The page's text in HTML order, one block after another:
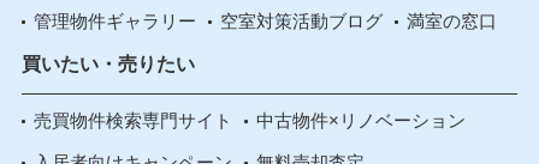
管理物件ギャラリー 空室対策活動ブログ 満室の窓口
買いたい・売りたい
売買物件検索専門サイト 中古物件×リノベーション